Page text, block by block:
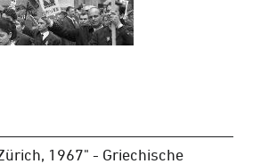
1967" - Griechische